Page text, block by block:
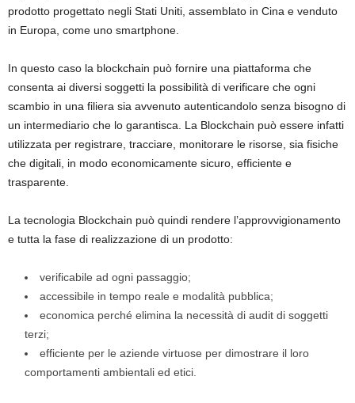
prodotto progettato negli Stati Uniti, assemblato in Cina e venduto
in Europa, come uno smartphone.
In questo caso la blockchain può fornire una piattaforma che
consenta ai diversi soggetti la possibilità di verificare che ogni
scambio in una filiera sia avvenuto autenticandolo senza bisogno di
un intermediario che lo garantisca. La Blockchain può essere infatti
utilizzata per registrare, tracciare, monitorare le risorse, sia fisiche
che digitali, in modo economicamente sicuro, efficiente e
trasparente.
La tecnologia Blockchain può quindi rendere l’approvvigionamento
e tutta la fase di realizzazione di un prodotto:
verificabile ad ogni passaggio;
accessibile in tempo reale e modalità pubblica;
economica perché elimina la necessità di audit di soggetti
terzi;
efficiente per le aziende virtuose per dimostrare il loro
comportamenti ambientali ed etici.